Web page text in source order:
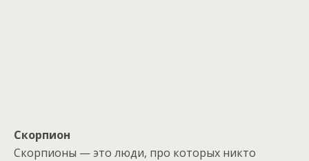
Скорпион
Скорпионы — это люди, про которых никто